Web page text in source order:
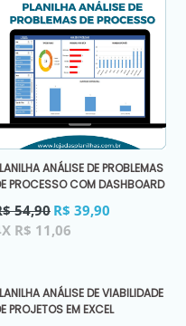
ANÁLISE DE PROBLEMAS
PROCESSO COM DASHBOARD
54,90R$ 39,90
R$ 11,06
ANÁLISE DE VIABILIDADE
PROJETOS EM EXCEL